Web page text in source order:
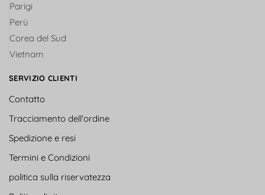
Parigi
Perù
Corea del Sud
Vietnam
SERVIZIO CLIENTI
Contatto
Tracciamento dell'ordine
Spedizione e resi
Termini e Condizioni
politica sulla riservatezza